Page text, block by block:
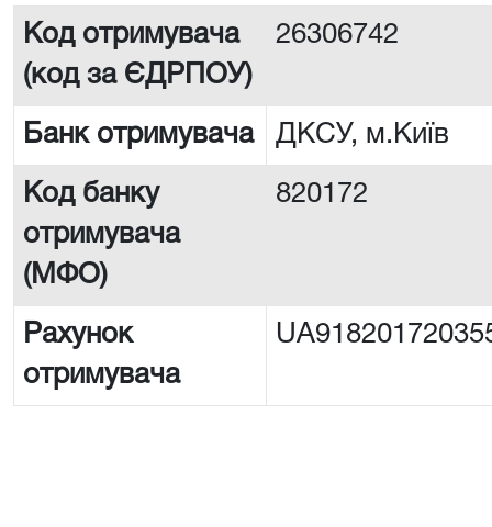
Код отримувача
(код за ЄДРПОУ)
26306742
Банк отримувача ДКСУ, м.Київ
Код банку
отримувача
(МФО)
820172
Рахунок
отримувача